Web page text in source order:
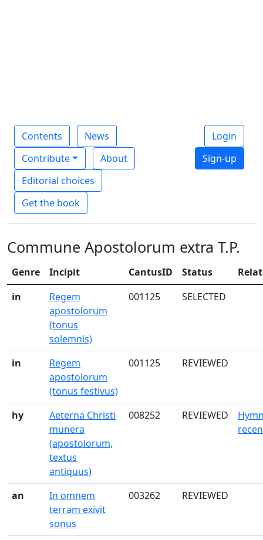
Contents
News
Contribute
About
Editorial choices
Get the book
Login
Sign-up
Commune Apostolorum extra T.P.
Genre Incipit CantusID Status
in
Regem
apostolorum
(tonus
solemnis)
001125 SELECTED
in
Regem
apostolorum
(tonus festivus)
001125 REVIEWED
hy
Aeterna Christi
munera
(apostolorum,
textus
antiquus)
008252 REVIEWED
an
In omnem
terram exivit
sonus
003262 REVIEWED